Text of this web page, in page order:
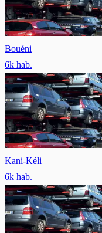
Bouéni
6k hab.
Kani-Kéli
6k hab.